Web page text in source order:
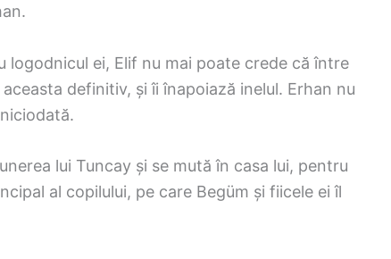
logodnicul ei, Elif nu mai poate crede că între
definitiv, și îi înapoiază inelul. Erhan nu
lui Tuncay și se mută în casa lui, pentru
al copilului, pe care Begüm și fiicele ei îl